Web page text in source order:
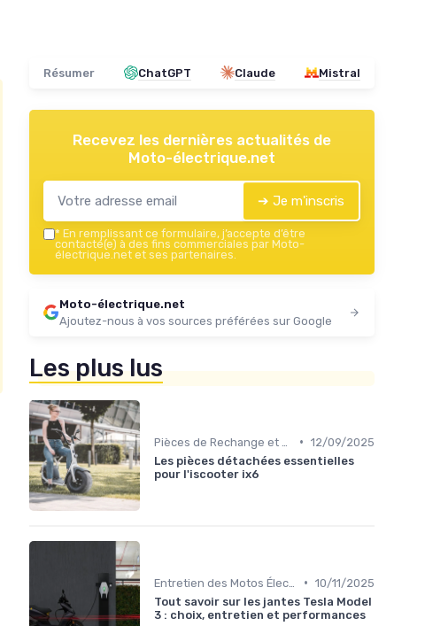
Résumer ChatGPT Claude Mistral
Recevez les dernières actualités de
Moto-électrique.net
➔ Je m'inscris
* En remplissant ce formulaire, j’accepte d’être
contacté(e) à des fins commerciales par Moto-
électrique.net et ses partenaires.
Moto-électrique.net
Ajoutez-nous à vos sources préférées sur Google
Les plus lus
• 12/09/2025
Les pièces détachées essentielles
pour l'iscooter ix6
• 10/11/2025
Tout savoir sur les jantes Tesla Model
3 : choix, entretien et performances